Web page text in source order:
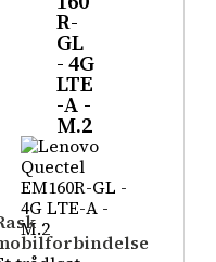
R-
GL
- 4G
LTE
-A -
M.2